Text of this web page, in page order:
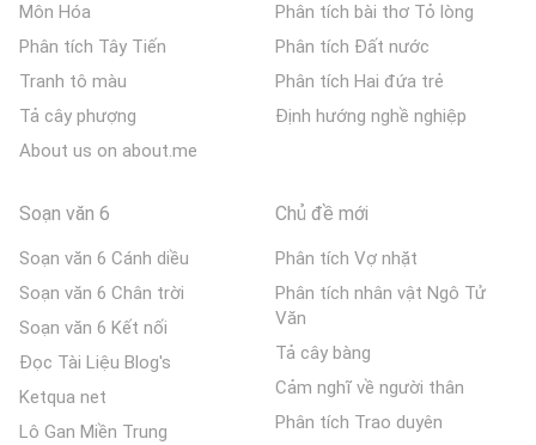
Môn Hóa
Phân tích Tây Tiến
Tranh tô màu
Tả cây phượng
About us on about.me
Phân tích bài thơ Tỏ lòng
Phân tích Đất nước
Phân tích Hai đứa trẻ
Định hướng nghề nghiệp
Soạn văn 6
Soạn văn 6 Cánh diều
Soạn văn 6 Chân trời
Soạn văn 6 Kết nối
Đọc Tài Liệu Blog's
Ketqua net
Lô Gan Miền Trung
Chủ đề mới
Phân tích Vợ nhặt
Phân tích nhân vật Ngô Tử
Văn
Tả cây bàng
Cảm nghĩ về người thân
Phân tích Trao duyên